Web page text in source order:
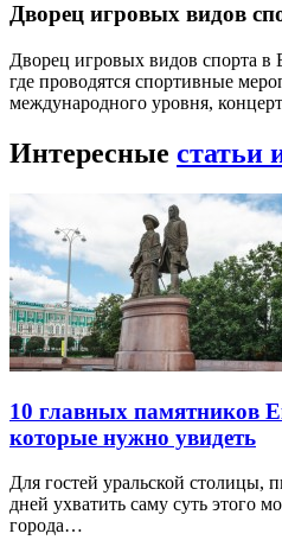
Дворец игровых видов
Дворец игровых видов спорта в
где проводятся спортивные
международного уровня,
Интересные статьи
10 главных памятников
которые нужно увидеть
Для гостей уральской столицы,
дней ухватить саму суть этого
города…